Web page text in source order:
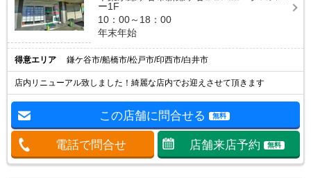
ー1F
10：00～18：00
年末年始
得意エリア 鎌ケ谷市/船橋市/松戸市/印西市/白井市
店内リニューアル致しました！綺麗な店内でお迎えさせて頂きます
この店舗に問合せる 無料
電話で問合せ 店舗来店予約 無料